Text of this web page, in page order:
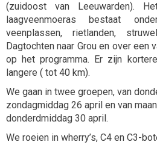
(zuidoost van Leeuwarden).
laagveenmoeras bestaat
veenplassen, rietlanden,
Dagtochten naar Grou en over een
op het programma. Er zijn
langere ( tot 40 km).
We gaan in twee groepen, van
zondagmiddag 26 april en van
donderdmiddag 30 april.
We roeien in wherry’s, C4 en C3-